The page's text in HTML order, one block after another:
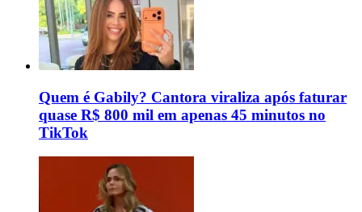
Quem é Gabily? Cantora viraliza após faturar
quase R$ 800 mil em apenas 45 minutos no
TikTok